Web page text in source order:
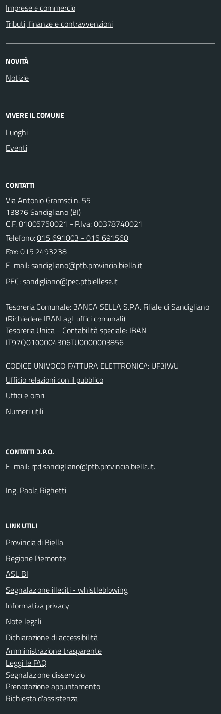
Imprese e commercio
Tributi, finanze e contravvenzioni
NOVITÀ
Notizie
VIVERE IL COMUNE
Luoghi
Eventi
CONTATTI
Via Antonio Gramsci n. 55
13876 Sandigliano (BI)
C.F. 81005750021 - P.Iva: 00378740021
Telefono:015 691003 - 015 691560
Fax: 015 2493238
E-mail:
PEC:
Tesoreria Comunale: BANCA SELLA S.P.A. Filiale di Sandigliano
(Richiedere IBAN agli uffici comunali)
Tesoreria Unica - Contabilità speciale: IBAN
IT97Q0100004306TU0000003856
CODICE UNIVOCO FATTURA ELETTRONICA: UF3IWU
Ufficio relazioni con il pubblico
Uffici e orari
Numeri utili
CONTATTI D.P.O.
E-mail:
.
Ing. Paola Righetti
LINK UTILI
Provincia di Biella
Regione Piemonte
ASL BI
Segnalazione illeciti - whistleblowing
Informativa privacy
Note legali
Dichiarazione di accessibilità
Amministrazione trasparente
Leggi le FAQ
Segnalazione disservizio
Prenotazione appuntamento
Richiesta d'assistenza